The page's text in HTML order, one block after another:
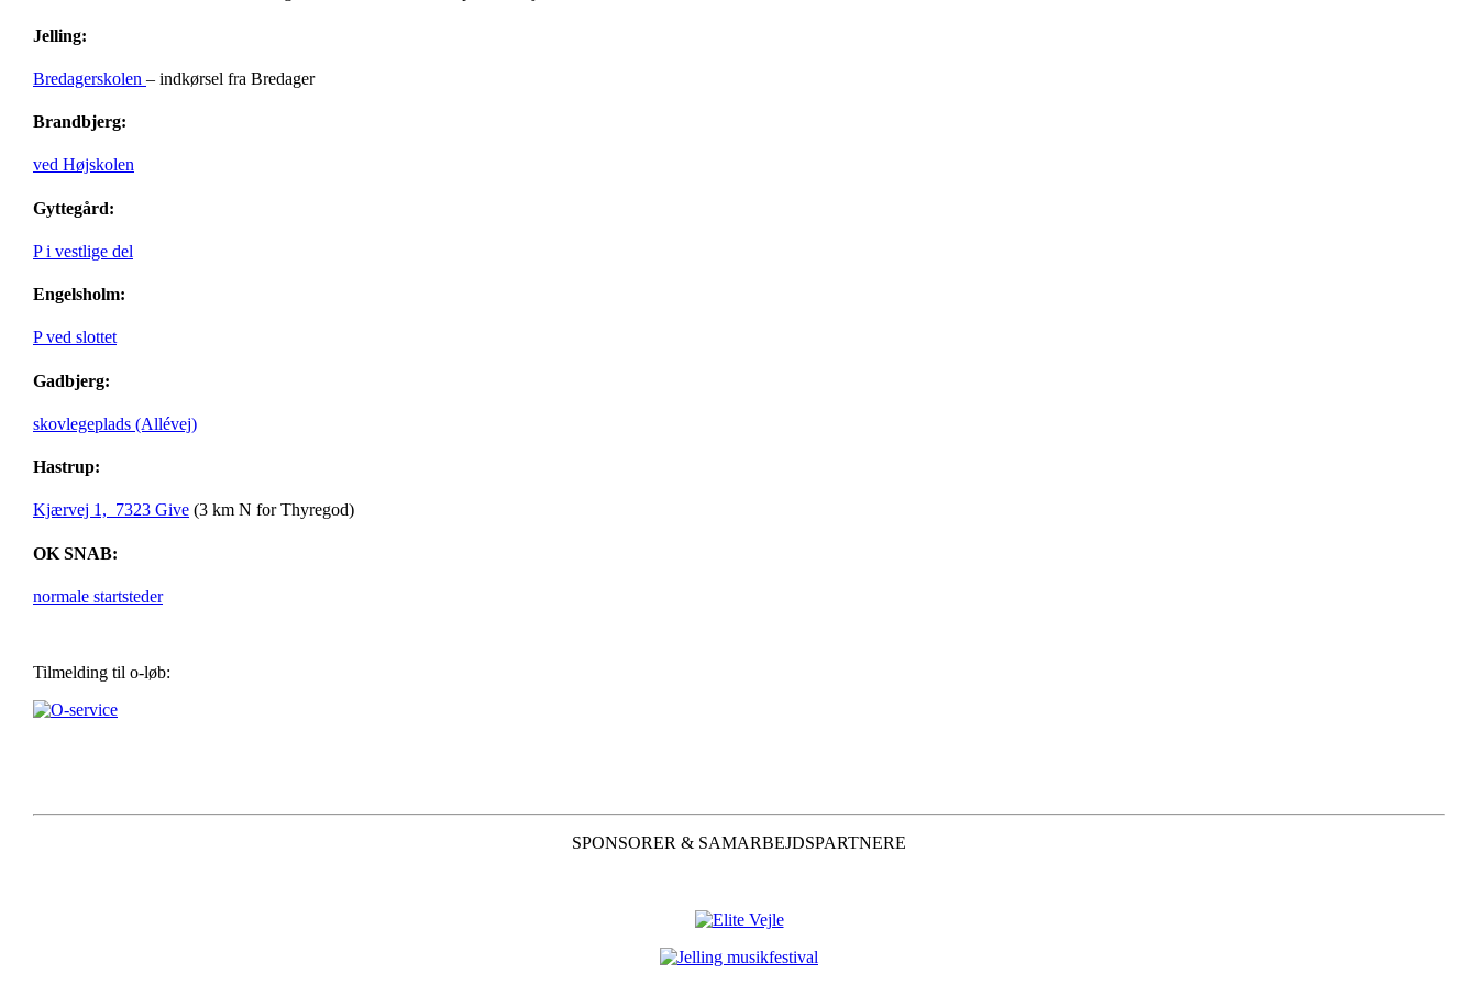
Jelling:
Bredagerskolen – indkørsel fra Bredager
Brandbjerg:
ved Højskolen
Gyttegård:
P i vestlige del
Engelsholm:
P ved slottet
Gadbjerg:
skovlegeplads (Allévej)
Hastrup:
Kjærvej 1, 7323 Give (3 km N for Thyregod)
OK SNAB:
normale startsteder
Tilmelding til o-løb:
SPONSORER & SAMARBEJDSPARTNERE